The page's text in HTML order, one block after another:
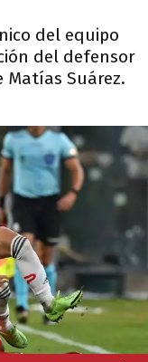
del equipo
del defensor
Matías Suárez.